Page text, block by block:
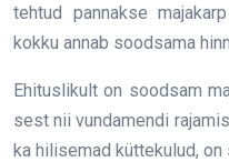
tehtud pannakse
kokku annab soodsama
Ehituslikult on soodsam
sest nii vundamendi
ka hilisemad küttekulud,